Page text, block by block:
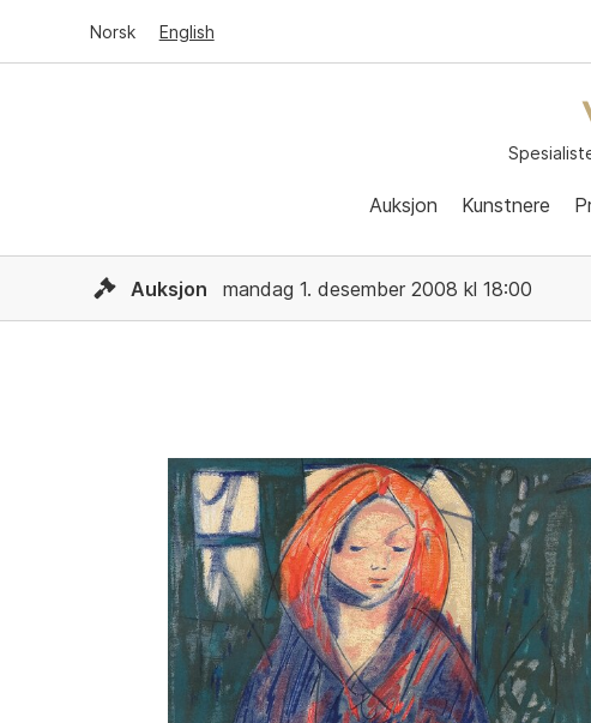
Norsk English
Auksjon Kunstnere
Auksjon mandag 1. desember 2008 kl 18:00